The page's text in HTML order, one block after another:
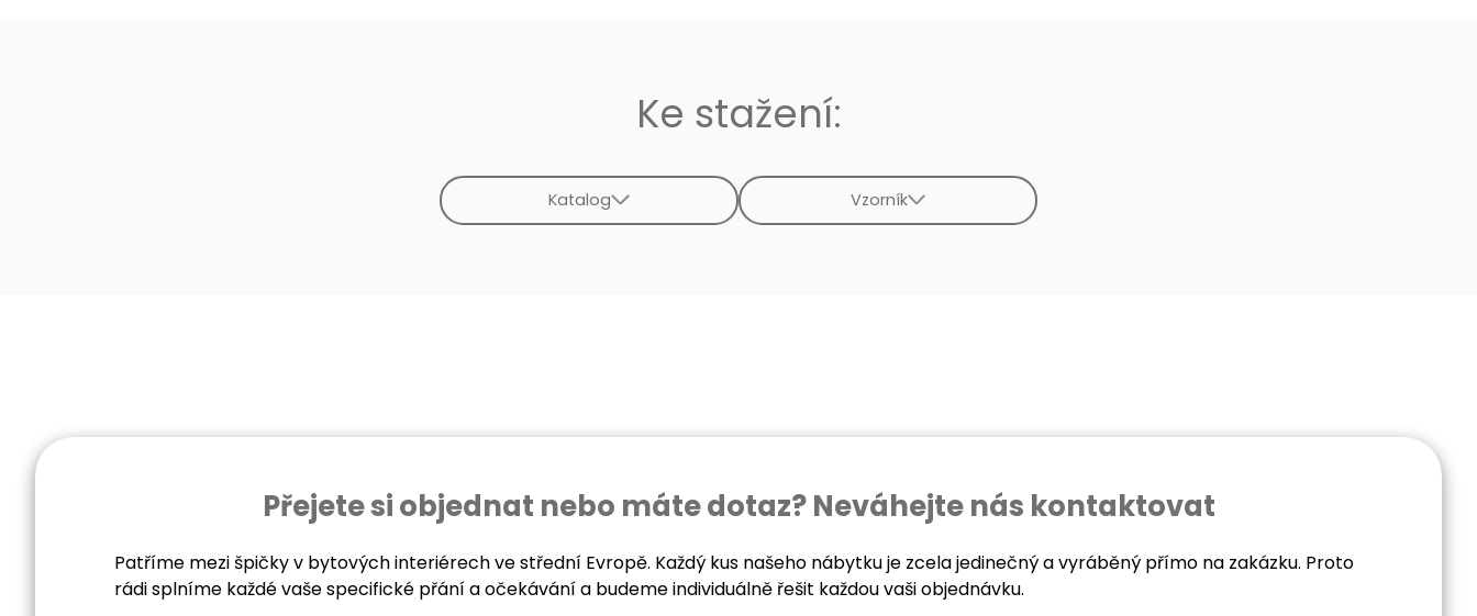
Ke stažení:
Katalog Vzorník
Přejete si objednat nebo máte dotaz? Neváhejte nás kontaktovat
Patříme mezi špičky v bytových interiérech ve střední Evropě. Každý kus našeho nábytku je zcela jedinečný a vyráběný přímo na zakázku. Proto
rádi splníme každé vaše specifické přání a očekávání a budeme individuálně řešit každou vaši objednávku.